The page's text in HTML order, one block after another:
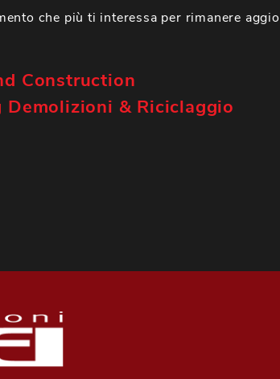
che più ti interessa per rimanere
Construction
Demolizioni & Riciclaggio